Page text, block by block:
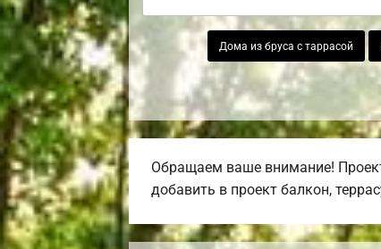
Дома из бруса с таррасой
Обращаем ваше внимание!
добавить в проект балкон,